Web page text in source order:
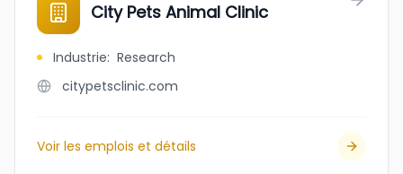
City Pets Animal Clinic
Industrie: Research
citypetsclinic.com
Voir les emplois et détails